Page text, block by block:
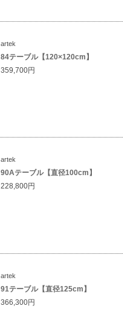
artek
84テーブル【120×120cm】
359,700円
artek
90Aテーブル【直径100cm】
228,800円
artek
91テーブル【直径125cm】
366,300円